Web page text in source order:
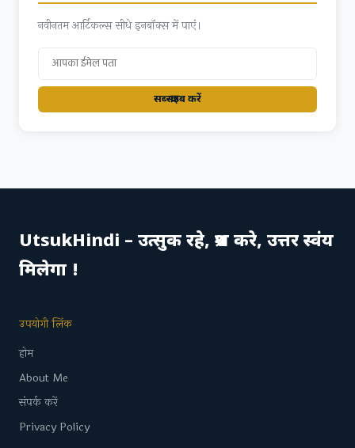
नवीनतम आर्टिकल्स सीधे इनबॉक्स में पाएं।
सब्स्क्राइब करें
UtsukHindi – उत्सुक रहे, प्रश्न करे, उत्तर स्वंय
मिलेगा !
उपयोगी लिंक
होम
About Me
संपर्क करें
Privacy Policy